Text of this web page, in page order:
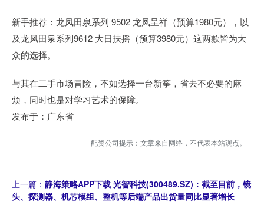
新手推荐：龙凤田泉系列 9502 龙凤呈祥（预算1980元），以
及龙凤田泉系列9612 大日扶摇（预算3980元）这两款皆为大
众的选择。
与其在二手市场冒险，不如选择一台新筝，省去不必要的麻
烦，同时也是对学习艺术的保障。
发布于：广东省
配资公司提示：文章来自网络，不代表本站观点。
上一篇： 静海策略APP下载 光智科技(300489.SZ)：截至目前，镜
头、探测器、机芯模组、整机等后端产品出货量同比显著增长